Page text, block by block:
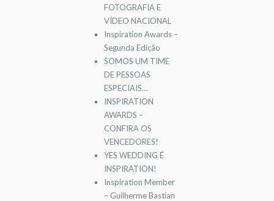
FOTOGRAFIA E
VÍDEO NACIONAL
Inspiration Awards –
Segunda Edição
SOMOS UM TIME
DE PESSOAS
ESPECIAIS…
INSPIRATION
AWARDS –
CONFIRA OS
VENCEDORES!
YES WEDDING É
INSPIRATION!
Inspiration Member
– Guilherme Bastian